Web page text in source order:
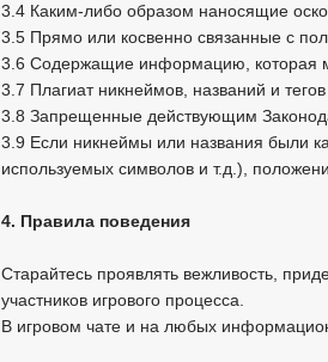
3.4 Каким-либо образом наносящие
3.5 Прямо или косвенно связанные с
3.6 Содержащие информацию, которая
3.7 Плагиат никнеймов, названий и
3.8 Запрещенные действующим
3.9 Если никнеймы или названия были
используемых символов и т.д.),
4. Правила поведения
Старайтесь проявлять вежливость,
участников игрового процесса.
В игровом чате и на любых